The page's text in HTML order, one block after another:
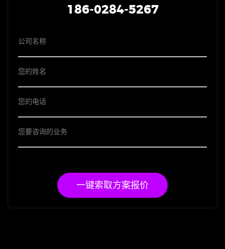
186-0284-5267
一键索取方案报价